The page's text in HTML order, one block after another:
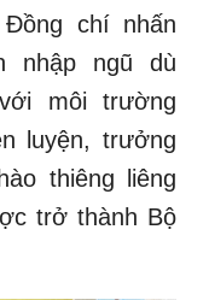
chí nhấn
nhập ngũ dù
môi trường
luyện, trưởng
thiêng liêng
trở thành Bộ